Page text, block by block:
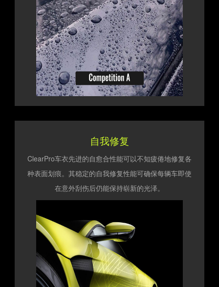
自我修复
ClearPro车衣先进的自愈合性能可以不知疲倦地修复各
种表面划痕。其稳定的自我修复性能可确保每辆车即使
在意外刮伤后仍能保持崭新的光泽。